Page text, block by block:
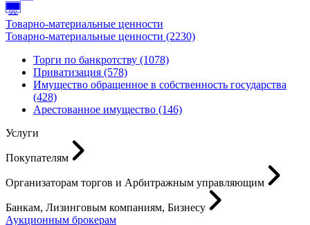
Товарно-материальные ценности
Товарно-материальные ценности (2230)
Торги по банкротству (1078)
Приватизация (578)
Имущество обращенное в собственность государства
(428)
Арестованное имущество (146)
Услуги
Покупателям
Организаторам торгов и Арбитражным управляющим
Банкам, Лизинговым компаниям, Бизнесу
Аукционным брокерам